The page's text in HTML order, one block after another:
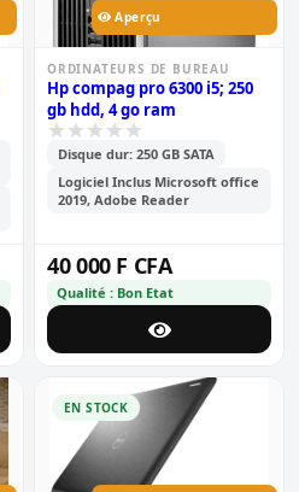
Aperçu
ORDINATEURS DE BUREAU
Hp compag pro 6300 i5; 250
gb hdd, 4 go ram
Disque dur: 250 GB SATA
Logiciel Inclus Microsoft office
2019, Adobe Reader
40 000 F CFA
Qualité : Bon Etat
EN STOCK